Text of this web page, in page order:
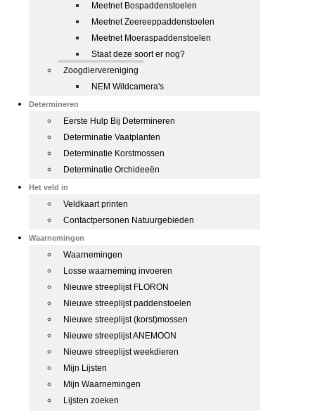
Meetnet Bospaddenstoelen
Meetnet Zeereeppaddenstoelen
Meetnet Moeraspaddenstoelen
Staat deze soort er nog?
Zoogdiervereniging
NEM Wildcamera's
Determineren
Eerste Hulp Bij Determineren
Determinatie Vaatplanten
Determinatie Korstmossen
Determinatie Orchideeën
Het veld in
Veldkaart printen
Contactpersonen Natuurgebieden
Waarnemingen
Waarnemingen
Losse waarneming invoeren
Nieuwe streeplijst FLORON
Nieuwe streeplijst paddenstoelen
Nieuwe streeplijst (korst)mossen
Nieuwe streeplijst ANEMOON
Nieuwe streeplijst weekdieren
Mijn Lijsten
Mijn Waarnemingen
Lijsten zoeken